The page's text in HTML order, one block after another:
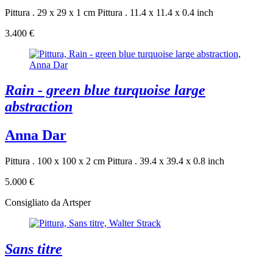
Pittura . 29 x 29 x 1 cm Pittura . 11.4 x 11.4 x 0.4 inch
3.400 €
Rain - green blue turquoise large
abstraction
Anna Dar
Pittura . 100 x 100 x 2 cm Pittura . 39.4 x 39.4 x 0.8 inch
5.000 €
Consigliato da Artsper
Sans titre